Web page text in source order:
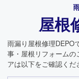
屋根
雨漏り屋根修理DEPO
事・屋根リフォームの
アは以下をご確認くだ